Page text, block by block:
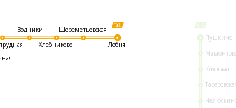
Пушкино
Клязьма
Водники
Хлебниково
Шереметьевская
Лобня